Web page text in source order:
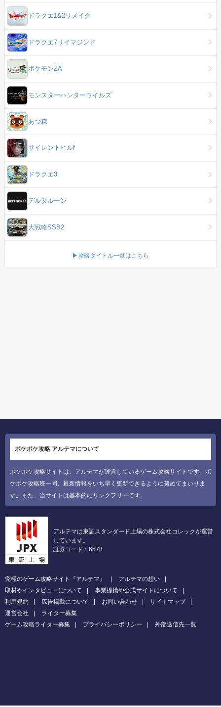
ドラクエ1&2リメイク
ドラクエ7リイマジンド
ポケモンZA
モンスターハンターワイルズ
あつ森
サイレントヒルf
ドラクエ3
デルタルーン
大戦略SSB2
▶攻略タイトル一覧はこちら
ポケポケ攻略 アルテマについて
ポケポケ攻略サイトは、アルテマが運営しているゲーム攻略サイトです。ポ
ケポケ攻略班一同、最新情報をいち早く更新できるように努めてまいりま
す。また、当サイトは基本的にリンクフリーです。
アルテマは東証スタンダード上場の株式会社コレックが運営
しています。
証券コード：6578
究極のゲーム攻略サイト『アルテマ』
アルテマの想い
取材やインタビューについて
事業提携や公式サイトについて
利用規約
広告掲載について お問い合わせ
サイトマップ
運営会社
ライター募集
ゲーム攻略ライター募集
プライバシーポリシー 外部送信先一覧